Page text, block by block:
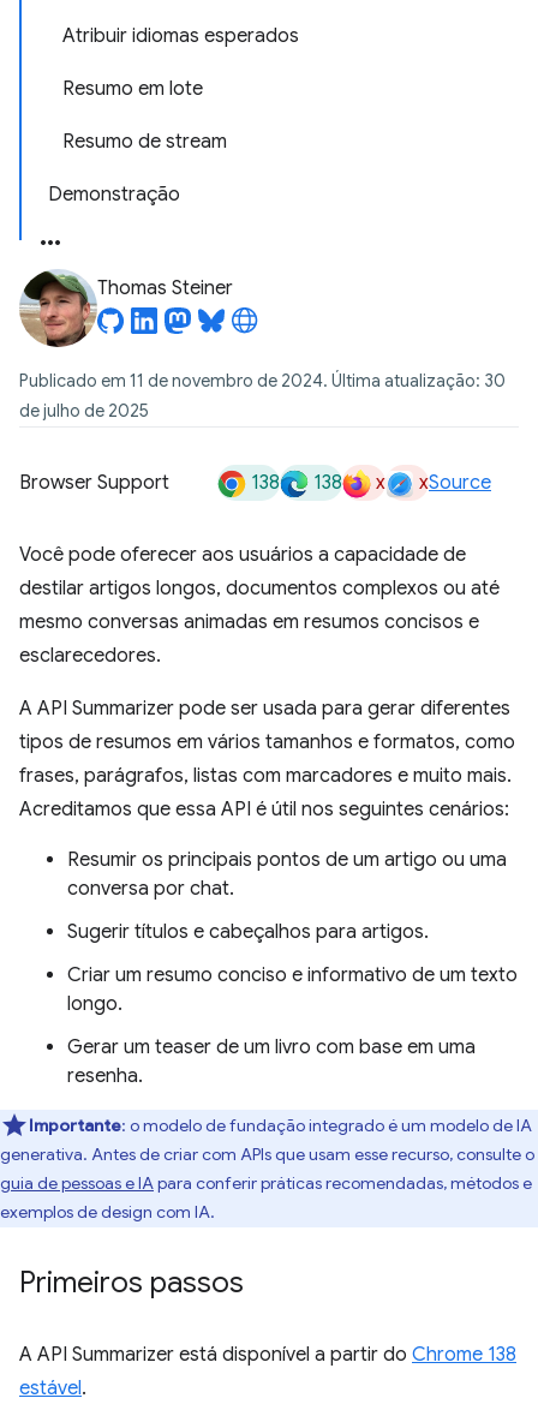
Atribuir idiomas esperados
Resumo em lote
Resumo de stream
Demonstração
Thomas Steiner
Publicado em 11 de novembro de 2024. Última atualização: 30
de julho de 2025
Browser Support 138 138 x xSource
Você pode oferecer aos usuários a capacidade de
destilar artigos longos, documentos complexos ou até
mesmo conversas animadas em resumos concisos e
esclarecedores.
A API Summarizer pode ser usada para gerar diferentes
tipos de resumos em vários tamanhos e formatos, como
frases, parágrafos, listas com marcadores e muito mais.
Acreditamos que essa API é útil nos seguintes cenários:
Resumir os principais pontos de um artigo ou uma
conversa por chat.
Sugerir títulos e cabeçalhos para artigos.
Criar um resumo conciso e informativo de um texto
longo.
Gerar um teaser de um livro com base em uma
resenha.
Importante: o modelo de fundação integrado é um modelo de IA
generativa. Antes de criar com APIs que usam esse recurso, consulte o
guia de pessoas e IApara conferir práticas recomendadas, métodos e
exemplos de design com IA.
Primeiros passos
A API Summarizer está disponível a partir do Chrome 138
estável.